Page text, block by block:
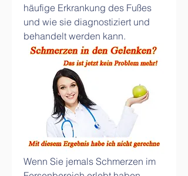
häufige Erkrankung des Fußes
und wie sie diagnostiziert und
behandelt werden kann.
Wenn Sie jemals Schmerzen im